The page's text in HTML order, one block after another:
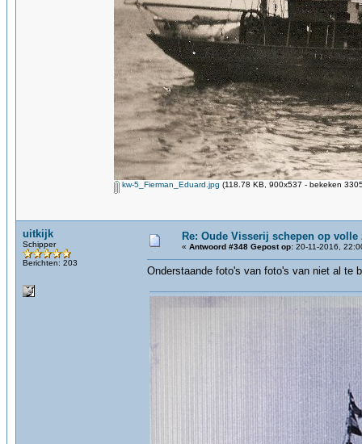
kw-5_Fierman_Eduard.jpg (118.78 KB, 900x537 - bekeken
uitkijk
Schipper
Berichten: 203
Re: Oude Visserij schepen op volle
« Antwoord #348 Gepost op: 20-11-2016,
Onderstaande foto's van foto's van niet al te